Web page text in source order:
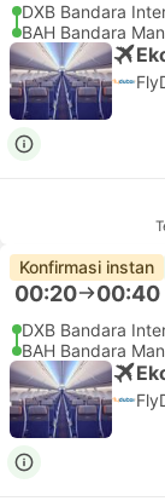
DXB Bandara
BAH Bandara
Konfirmasi instan
00:20 00:40
DXB Bandara
BAH Bandara